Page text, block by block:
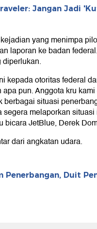
Jangan Jadi
yang menimpa
laporan ke badan
kepada otoritas federal
pun. Anggota kru
berbagai situasi
melaporkan
bicara JetBlue, Derek
dari angkatan udara.
Duit